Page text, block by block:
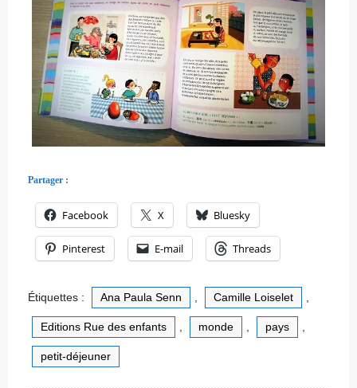
Partager :
Facebook X Bluesky
Pinterest E-mail Threads
Étiquettes : Ana Paula Senn Camille Loiselet
Editions Rue des enfants monde pays
petit-déjeuner